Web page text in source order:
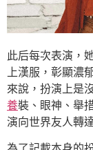
此后每次表演，
上漢服，彰顯濃
來說，扮演上是
養裝、眼神、舉
演向世界友人轉